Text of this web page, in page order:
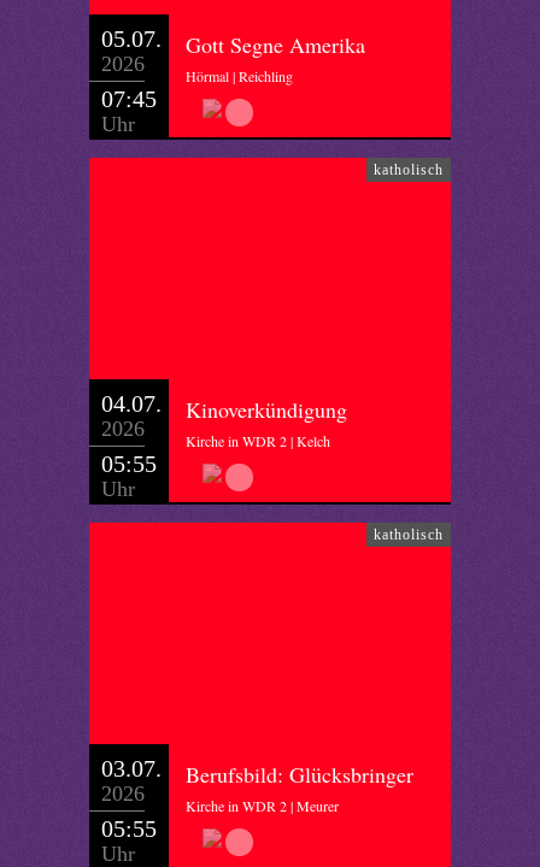
05.07.
2026
07:45
Uhr
Gott Segne Amerika
Hörmal | Reichling
katholisch
04.07.
2026
05:55
Uhr
Kinoverkündigung
Kirche in WDR 2 | Kelch
katholisch
03.07.
2026
05:55
Uhr
Berufsbild: Glücksbringer
Kirche in WDR 2 | Meurer